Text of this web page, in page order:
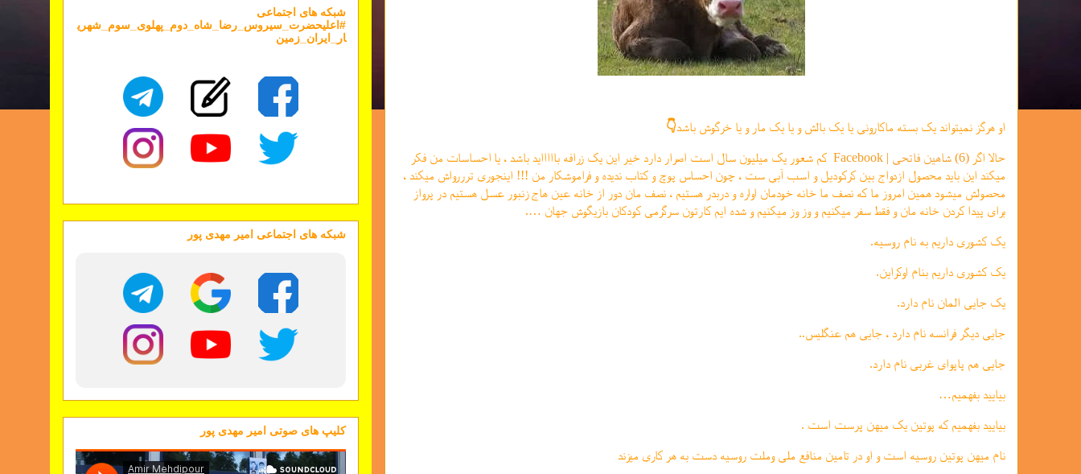
او هرگز نمیتواند یک بسته ماکارونی یا یک بالش و یا یک مار و یا خرگوش باشد👇
حالا اگر (6) شاهین فاتحی | Facebook
کم شعور یک میلیون سال است اصرار دارد خیر این یک زرافه باااااید باشد ، یا احساسات من فکر
میکند این باید محصول ازدواج بین کرکودیل و اسب آبی ست ، چون احساس پوچ و کتاب ندیده و فراموشکار من !!! اینجوری ترررواش میکند ،
محصولش میشود همین امروز ما که نصف ما خانه خودمان اواره و دربدر هستیم ، نصف مان دور از خانه عین هاج زنبور عسل هستیم در پرواز
برای پیدا کردن خانه مان و فقط سفر میکنیم و وز وز میکنیم و شده ایم کارتون سرگرمی کودکان بازیگوش جهان ….
یک کشوری داریم به نام روسیه.
یک کشوری داریم بنام اوکراین.
یک جایی المان نام دارد.
جایی دیگر فرانسه نام دارد ، جایی هم عنگلیس..
جایی هم پاپوای غربی نام دارد.
بیایید بفهمیم…
بیایید بفهمیم که پوتین یک میهن پرست است .
نام میهن پوتین روسیه است و او در تامین منافع ملی و‌ملت روسیه دست به هر کاری میزند
شبکه های اجتماعی
#اعلیحضرت_سیروس_رضا_شاه_دوم_پهلوی_سوم_شهری
ار_ایران_زمین
شبکه های اجتماعی امیر مهدی پور
کلیپ های صوتی امیر مهدی پور